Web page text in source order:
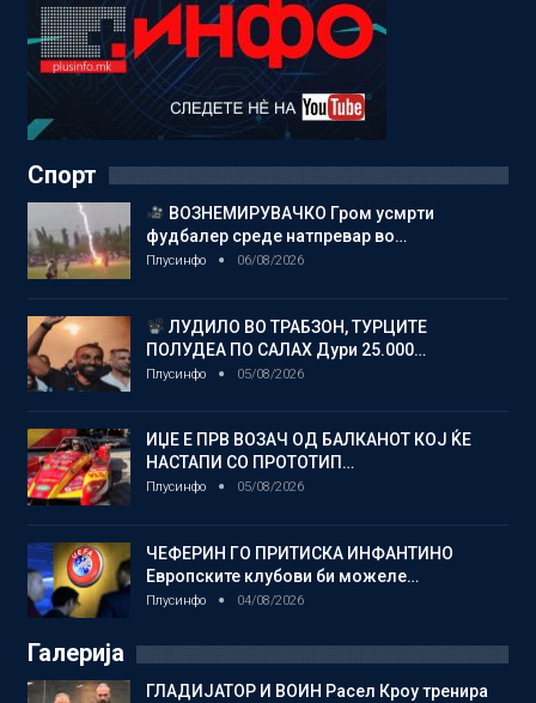
Спорт
ВОЗНЕМИРУВАЧКО Гром усмрти
фудбалер среде натпревар во…
Плусинфо 06/08/2026
ЛУДИЛО ВО ТРАБЗОН, ТУРЦИТЕ
ПОЛУДЕА ПО САЛАХ Дури 25.000…
Плусинфо 05/08/2026
ИЏЕ Е ПРВ ВОЗАЧ ОД БАЛКАНОТ КОЈ ЌЕ
НАСТАПИ СО ПРОТОТИП…
Плусинфо 05/08/2026
ЧЕФЕРИН ГО ПРИТИСКА ИНФАНТИНО
Европските клубови би можеле…
Плусинфо 04/08/2026
Галерија
ГЛАДИЈАТОР И ВОИН Расел Кроу тренира